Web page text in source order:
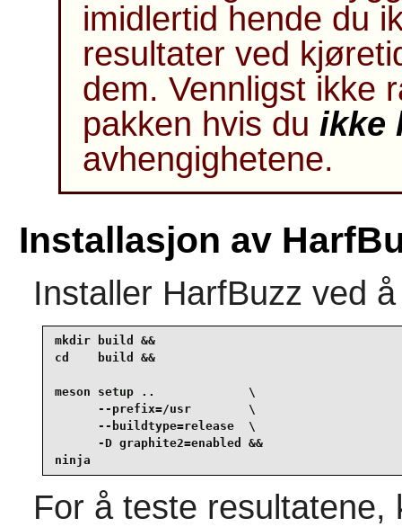
imidlertid hende du
resultater ved
dem. Vennligst ikke
pakken hvis du ikke
avhengighetene.
Installasjon av
Installer HarfBuzz ved
mkdir build &&
cd    build &&
meson setup ..             \
      --prefix=/usr        \
      --buildtype=release  \
      -D graphite2=enabled &&
ninja
For å teste